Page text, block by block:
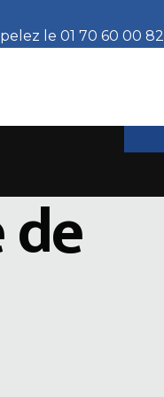
le 01 70 60 00 82